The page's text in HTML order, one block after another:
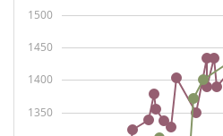
1350
1400
1450
1500